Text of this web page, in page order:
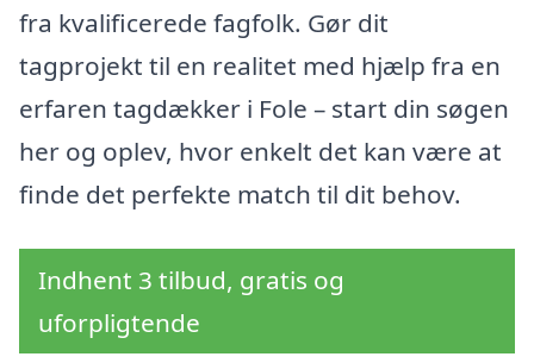
fra kvalificerede fagfolk. Gør dit
tagprojekt til en realitet med hjælp fra en
erfaren tagdækker i Fole – start din søgen
her og oplev, hvor enkelt det kan være at
finde det perfekte match til dit behov.
Indhent 3 tilbud, gratis og
uforpligtende